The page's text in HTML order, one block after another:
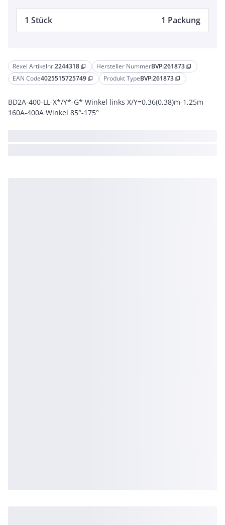
Rexel Artikelnr.2244318 content_copy Hersteller NummerBVP:261873 content_copy
EAN Code4025515725749 content_copy Produkt TypeBVP:261873 content_copy
BD2A-400-LL-X*/Y*-G* Winkel links X/Y=0,36(0,38)m-1,25m
160A-400A Winkel 85°-175°
1 Stück 1 Packung